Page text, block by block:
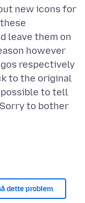
new icons for
leave them on
however
respectively
to the original
to tell
to bother
dette problem